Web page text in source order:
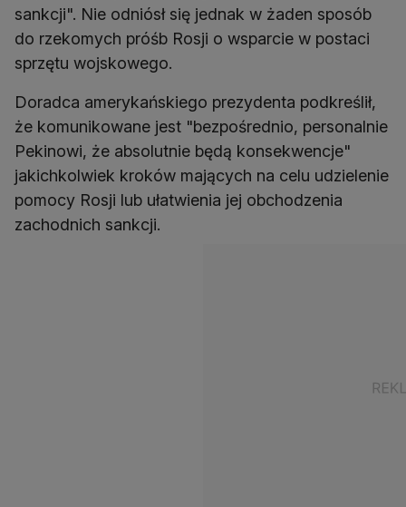
sankcji". Nie odniósł się jednak w żaden sposób
do rzekomych próśb Rosji o wsparcie w postaci
sprzętu wojskowego.
Doradca amerykańskiego prezydenta podkreślił,
że komunikowane jest "bezpośrednio, personalnie
Pekinowi, że absolutnie będą konsekwencje"
jakichkolwiek kroków mających na celu udzielenie
pomocy Rosji lub ułatwienia jej obchodzenia
zachodnich sankcji.